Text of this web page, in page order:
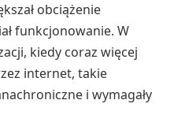
obciążenie
funkcjonowanie. W
kiedy coraz więcej
internet, takie
i wymagały